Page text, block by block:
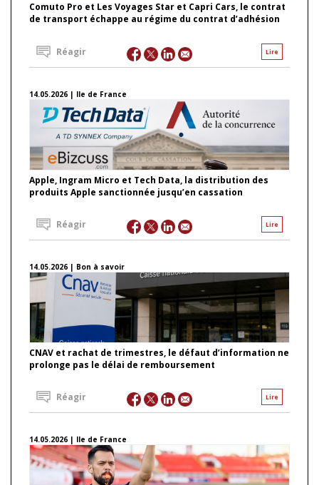
Comuto Pro et Les Voyages Star et Capri Cars, le contrat
de transport échappe au régime du contrat d’adhésion
Lire
Réagir
14.05.2026 | Ile de France
Apple, Ingram Micro et Tech Data, la distribution des
produits Apple sanctionnée jusqu’en cassation
Lire
Réagir
14.05.2026 | Bon à savoir
CNAV et rachat de trimestres, le défaut d’information ne
prolonge pas le délai de remboursement
Lire
Réagir
14.05.2026 | Ile de France